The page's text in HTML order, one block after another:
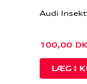
Audi
100,00